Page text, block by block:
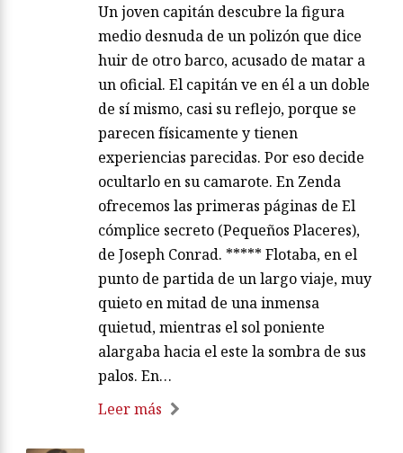
Un joven capitán descubre la figura
medio desnuda de un polizón que dice
huir de otro barco, acusado de matar a
un oficial. El capitán ve en él a un doble
de sí mismo, casi su reflejo, porque se
parecen físicamente y tienen
experiencias parecidas. Por eso decide
ocultarlo en su camarote. En Zenda
ofrecemos las primeras páginas de El
cómplice secreto (Pequeños Placeres),
de Joseph Conrad. ***** Flotaba, en el
punto de partida de un largo viaje, muy
quieto en mitad de una inmensa
quietud, mientras el sol poniente
alargaba hacia el este la sombra de sus
palos. En…
Leer más